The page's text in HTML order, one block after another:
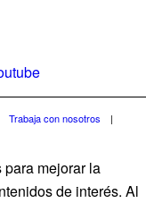
Trabaja con nosotros
|
mejorar la
de interés. Al